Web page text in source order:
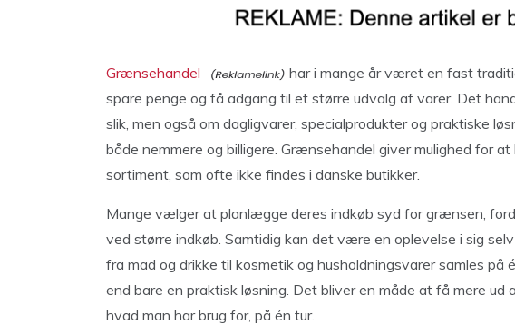
Grænsehandel
har i mange år været en fast
spare penge og få adgang til et større udvalg af varer. Det
slik, men også om dagligvarer, specialprodukter og praktiske
både nemmere og billigere. Grænsehandel giver mulighed for
sortiment, som ofte ikke findes i danske butikker.
Mange vælger at planlægge deres indkøb syd for grænsen,
ved større indkøb. Samtidig kan det være en oplevelse i sig
fra mad og drikke til kosmetik og husholdningsvarer samles
end bare en praktisk løsning. Det bliver en måde at få mere ud
hvad man har brug for, på én tur.